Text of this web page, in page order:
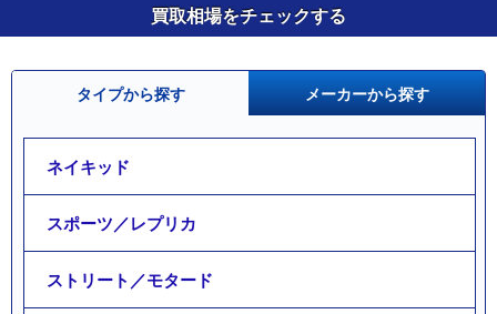
買取相場をチェックする
タイプから探す メーカーから探す
ネイキッド
スポーツ／レプリカ
ストリート／モタード